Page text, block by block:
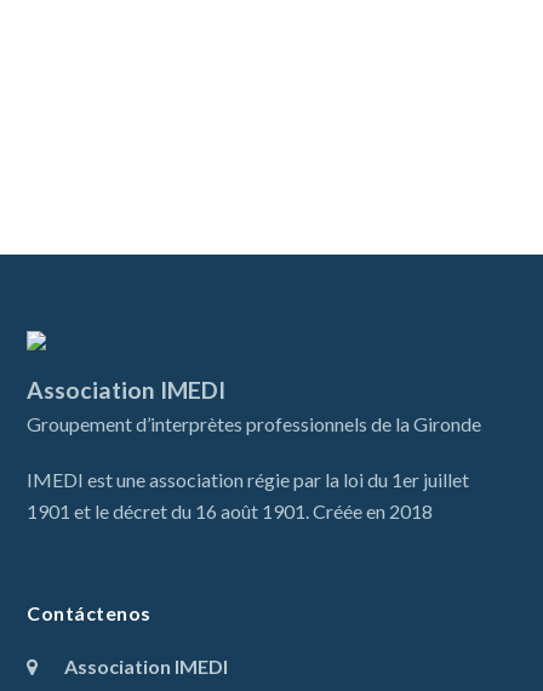
Association IMEDI
Groupement d’interprètes professionnels de la Gironde
IMEDI est une association régie par la loi du 1er juillet
1901 et le décret du 16 août 1901. Créée en 2018
Contáctenos
Association IMEDI